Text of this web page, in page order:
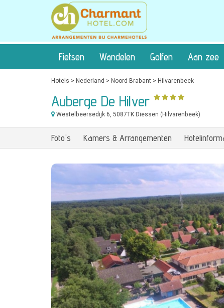
Fietsen Wandelen Golfen Aan zee
Hotels > Nederland > Noord-Brabant > Hilvarenbeek
Auberge De Hilver
Westelbeersedijk 6, 5087TK Diessen (Hilvarenbeek)
Foto's Kamers & Arrangementen